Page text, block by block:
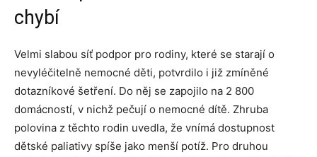
chybí
Velmi slabou síť podpor pro rodiny, které se starají o
nevyléčitelně nemocné děti, potvrdilo i již zmíněné
dotazníkové šetření. Do něj se zapojilo na 2 800
domácností, v nichž pečují o nemocné dítě. Zhruba
polovina z těchto rodin uvedla, že vnímá dostupnost
dětské paliativy spíše jako menší potíž. Pro druhou